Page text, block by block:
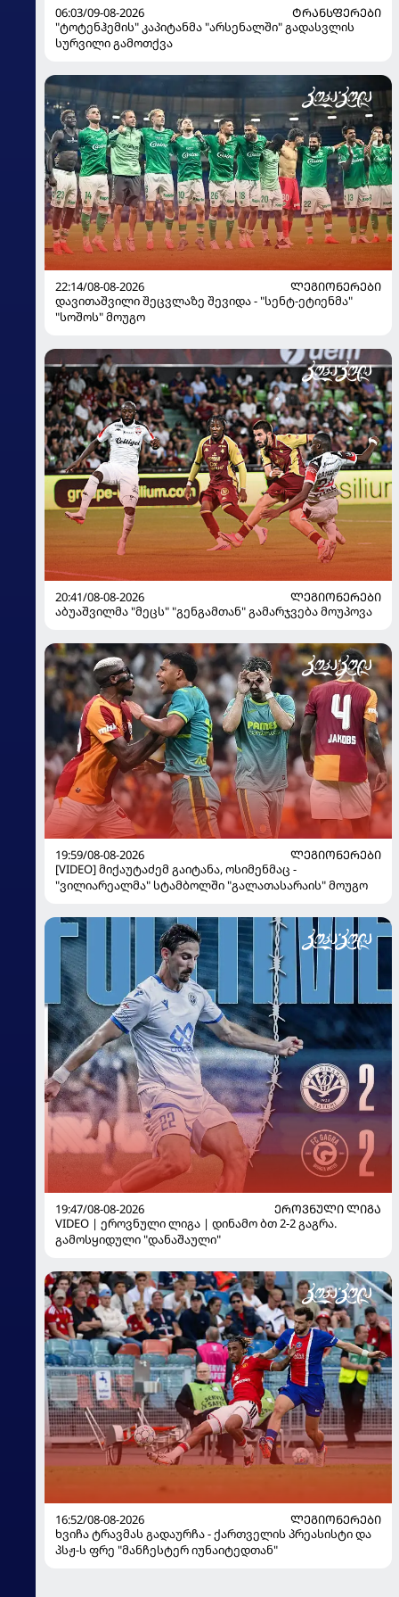
06:03/09-08-2026
ᲢᲠᲐᲜᲡᲤᲔᲠᲔᲑᲘ
"ტოტენჰემის" კაპიტანმა "არსენალში" გადასვლის
სურვილი გამოთქვა
22:14/08-08-2026
ᲚᲔᲒᲘᲝᲜᲔᲠᲔᲑᲘ
დავითაშვილი შეცვლაზე შევიდა - "სენტ-ეტიენმა"
"სოშოს" მოუგო
20:41/08-08-2026
ᲚᲔᲒᲘᲝᲜᲔᲠᲔᲑᲘ
აბუაშვილმა "მეცს" "გენგამთან" გამარჯვება მოუპოვა
19:59/08-08-2026
ᲚᲔᲒᲘᲝᲜᲔᲠᲔᲑᲘ
[VIDEO] მიქაუტაძემ გაიტანა, ოსიმენმაც -
"ვილიარეალმა" სტამბოლში "გალათასარაის" მოუგო
19:47/08-08-2026
ᲔᲠᲝᲕᲜᲣᲚᲘ ᲚᲘᲒᲐ
VIDEO | ეროვნული ლიგა | დინამო ბთ 2-2 გაგრა.
გამოსყიდული "დანაშაული"
16:52/08-08-2026
ᲚᲔᲒᲘᲝᲜᲔᲠᲔᲑᲘ
ხვიჩა ტრავმას გადაურჩა - ქართველის პრეასისტი და
პსჟ-ს ფრე "მანჩესტერ იუნაიტედთან"